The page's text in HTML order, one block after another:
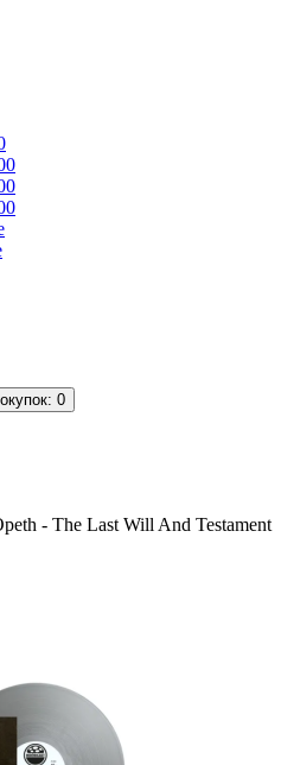
: 0
- The Last Will And Testament